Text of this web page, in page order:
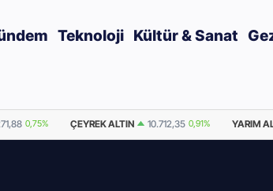
Teknoloji Kültür & Sanat
0,75% ÇEYREK ALTIN 10.712,35 0,91% YARIM